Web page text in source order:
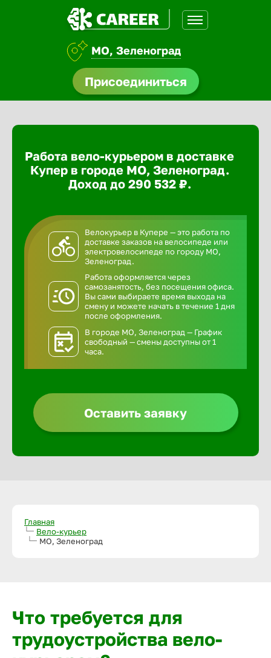
МО, Зеленоград
Присоединиться
Работа вело-курьером в доставке
Купер в городе МО, Зеленоград.
Доход до 290 532 ₽.
Велокурьер в Купере — это работа по
доставке заказов на велосипеде или
электровелосипеде по городу МО,
Зеленоград.
Работа оформляется через
самозанятость, без посещения офиса.
Вы сами выбираете время выхода на
смену и можете начать в течение 1 дня
после оформления.
В городе МО, Зеленоград — График
свободный — смены доступны от 1
часа.
Оставить заявку
Главная
Вело-курьер
МО, Зеленоград
Что требуется для
трудоустройства вело-